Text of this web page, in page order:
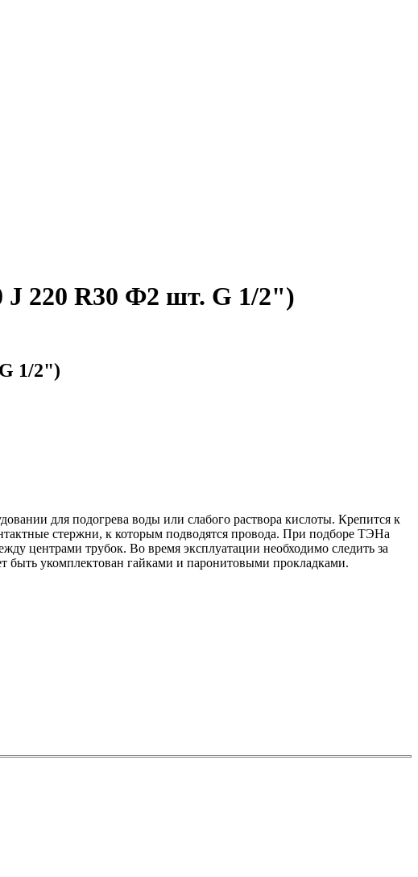
J 220 R30 Ф2 шт. G 1/2")
1/2")
для подогрева воды или слабого раствора кислоты. Крепится к
стержни, к которым подводятся провода. При подборе ТЭНа
центрами трубок. Во время эксплуатации необходимо следить за
быть укомплектован гайками и паронитовыми прокладками.